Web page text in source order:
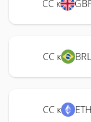
CC к
CC к BRL
CC к ETH